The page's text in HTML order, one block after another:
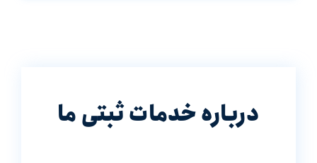
درباره خدمات ثبتی ما